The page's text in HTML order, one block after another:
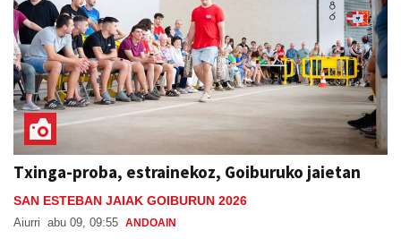
Txinga-proba, estrainekoz, Goiburuko jaietan
SAN ESTEBAN JAIAK GOIBURUN 2026
Aiurri abu 09, 09:55 ANDOAIN